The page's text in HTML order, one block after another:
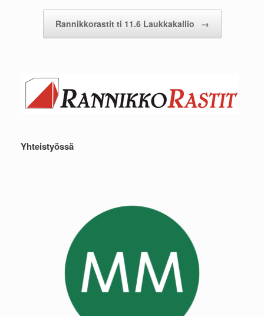
Rannikkorastit ti 11.6 Laukkakallio →
Yhteistyössä